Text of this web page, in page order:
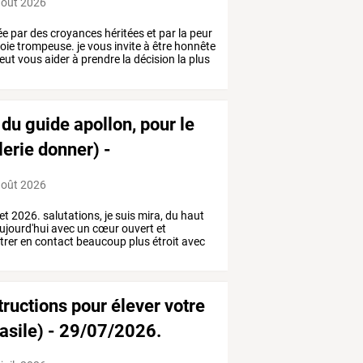
2026
pardescroyances héritéeset par la peur
trompeuse. jevous inviteà être honnête
vousaiderà prendre la décision la plus
guide apollon, pour le
donner) -
2026
2026. salutations, jesuis mira, du haut
avec un cœurouvert et
en contact beaucoup plusétroit avec
pour élever votre
- 29/07/2026.